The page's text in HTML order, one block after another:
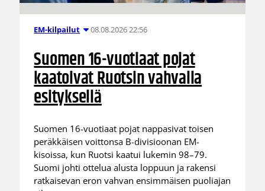
EM-kilpailut 08.08.2026 22:56
Suomen 16-vuotiaat pojat
kaatoivat Ruotsin vahvalla
esityksellä
Suomen 16-vuotiaat pojat nappasivat toisen
peräkkäisen voittonsa B-divisioonan EM-
kisoissa, kun Ruotsi kaatui lukemin 98–79.
Suomi johti ottelua alusta loppuun ja rakensi
ratkaisevan eron vahvan ensimmäisen puoliajan